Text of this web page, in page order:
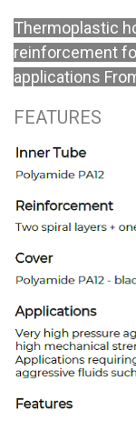
Thermoplastic
reinforcement
applications
FEATURES